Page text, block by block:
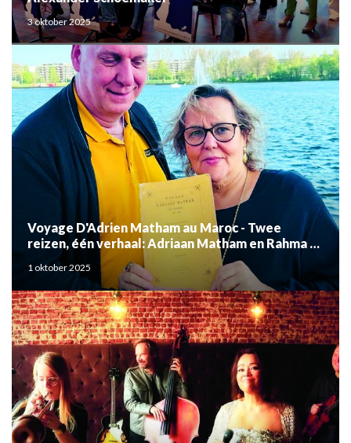
3 oktober 2025
Voyage D'Adrien Matham au Maroc - Twee
reizen, één verhaal: Adriaan Matham en Rahma el
Mouden
1 oktober 2025